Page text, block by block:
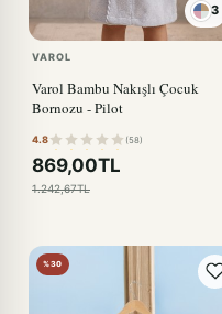
3
VAROL
Varol Bambu Nakışlı Çocuk
Bornozu - Pilot
4.8 (58)
869,00TL
1.242,67TL
%30